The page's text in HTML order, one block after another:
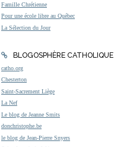
Famille Chrétienne
Pour une école libre au Québec
La Sélection du Jour
BLOGOSPHÈRE CATHOLIQUE
catho.org
Chesterton
Saint-Sacrement Liège
La Nef
Le blog de Jeanne Smits
donchristophe.be
le blog de Jean-Pierre Snyers